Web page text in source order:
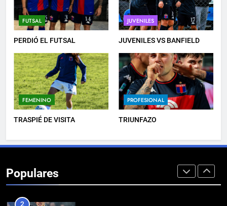
FUTSAL
PERDIÓ EL FUTSAL
JUVENILES
JUVENILES VS BANFIELD
FEMENINO
TRASPIÉ DE VISITA
PROFESIONAL
TRIUNFAZO
Populares
LISTA DE CONVOCADOS
8
PRÓXIMA JORNADA
FUTSAL
INFANTILES VS
2